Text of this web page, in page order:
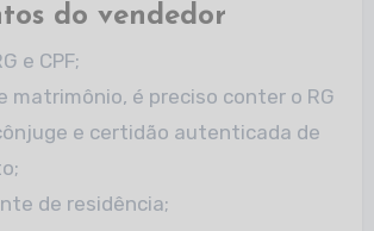
do vendedor
e CPF;
matrimônio, é preciso conter o RG
e certidão autenticada de
de residência;